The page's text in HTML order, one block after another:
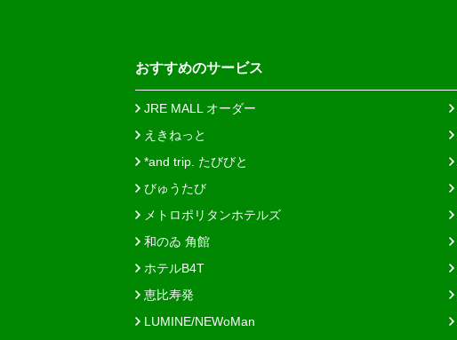
おすすめのサービス
JRE MALL オーダー
えきねっと
*and trip. たびびと
びゅうたび
メトロポリタンホテルズ
和のゐ 角館
ホテルB4T
恵比寿発
LUMINE/NEWoMan